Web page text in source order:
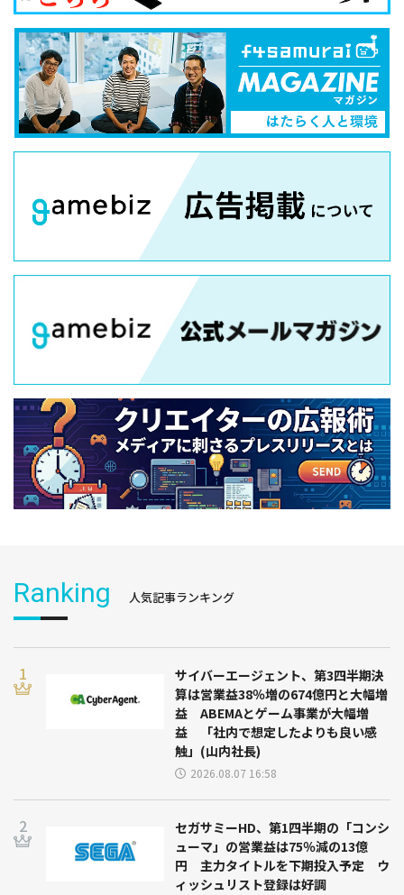
Ranking 人気記事ランキング
サイバーエージェント、第3四半期決
算は営業益38％増の674億円と大幅増
益 ABEMAとゲーム事業が大幅増
益 「社内で想定したよりも良い感
触」(山内社長)
2026.08.07 16:58
セガサミーHD、第1四半期の「コンシ
ューマ」の営業益は75％減の13億
円 主力タイトルを下期投入予定 ウ
ィッシュリスト登録は好調